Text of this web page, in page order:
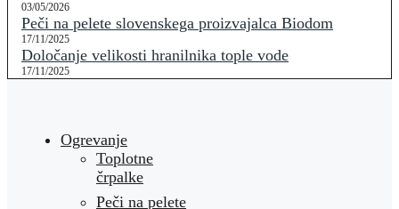
03/05/2026
Peči na pelete slovenskega proizvajalca Biodom
17/11/2025
Določanje velikosti hranilnika tople vode
17/11/2025
Ogrevanje
Toplotne
črpalke
Peči na pelete